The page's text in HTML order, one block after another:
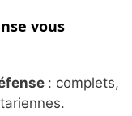
vous
: complets,